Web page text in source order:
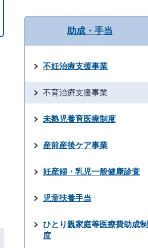
助成・手当
不妊治療支援事業
不育治療支援事業
未熟児養育医療制度
産前産後ケア事業
妊産婦・乳児一般健康診査
児童扶養手当
ひとり親家庭等医療費助成制
度